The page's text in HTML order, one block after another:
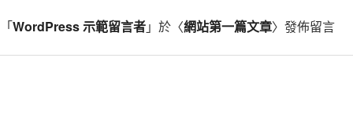
「WordPress 示範留言者」於〈網站第一篇文章〉發佈留言